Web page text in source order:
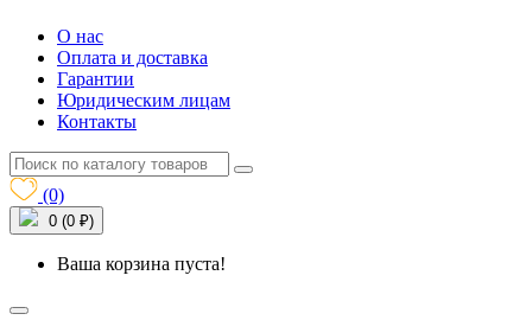
O нас
Оплата и доставка
Гарантии
Юридическим лицам
Контакты
(0)
0 (0 ₽)
Ваша корзина пуста!